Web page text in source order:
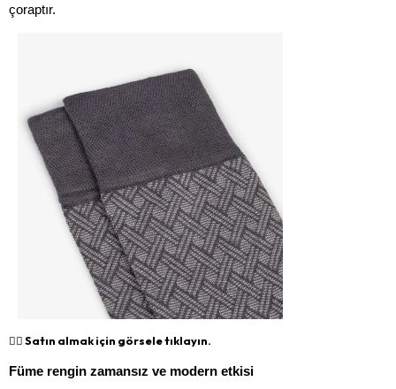
çoraptır.
👉🏻 Satın almak için görsele tıklayın.
Füme rengin zamansız ve modern etkisi